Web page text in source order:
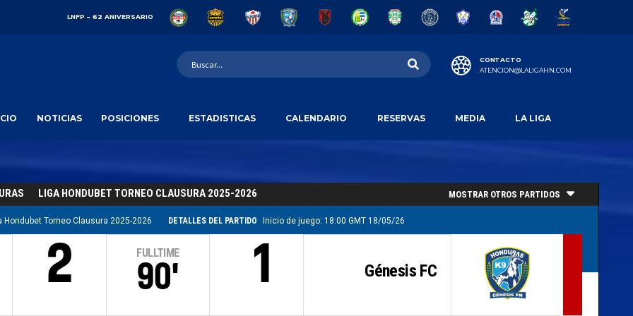
LNFP – 62 ANIVERSARIO
CONTACTO
ATENCION@LALIGAHN.COM
NOTICIAS POSICIONES ESTADISTICAS CALENDARIO RESERVAS MEDIA LA LIGA